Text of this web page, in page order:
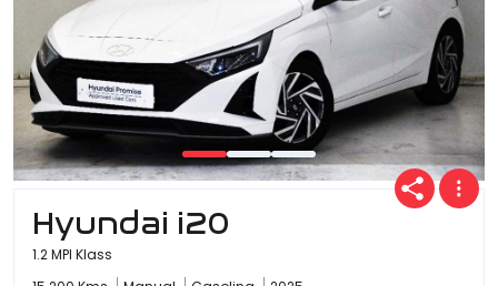
Hyundai i20
1.2 MPI Klass